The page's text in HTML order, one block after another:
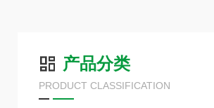
产品分类
PRODUCT CLASSIFICATION